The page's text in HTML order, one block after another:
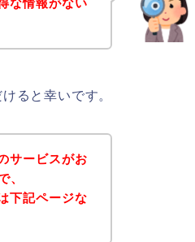
な情報がない
ると幸いです。
サービスがお
、
下記ページな